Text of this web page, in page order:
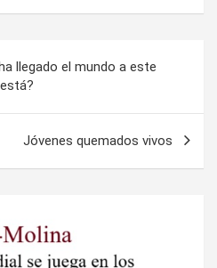
llegado el mundo a este
Jóvenes quemados vivos